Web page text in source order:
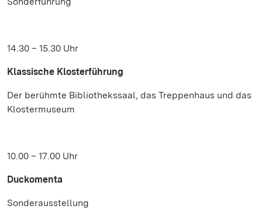
14.30 – 15.30 Uhr
Klassische Klosterführung
Der berühmte Bibliothekssaal, das Treppenhaus und das
Klostermuseum
10.00 – 17.00 Uhr
Duckomenta
Sonderausstellung